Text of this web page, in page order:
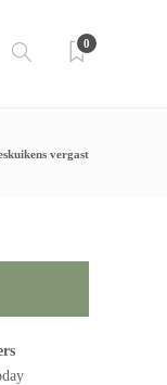
0
vergast